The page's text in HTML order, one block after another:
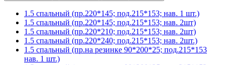
1.5 спальный (пр.220*145; под.215*153; нав. 1 шт.)
1.5 спальный (пр.220*145; под.215*153; нав. 2шт)
1.5 спальный (пр.220*210; под.215*153; нав. 2шт)
1.5 спальный (пр.220*240; под.215*153; нав. 2шт.)
1.5 спальный (пр.на резинке 90*200*25; под.215*153
нав. 1 шт.)